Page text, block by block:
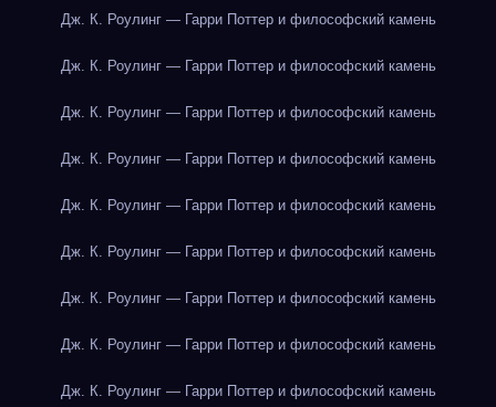
Дж. К. Роулинг — Гарри Поттер и философский камень
Дж. К. Роулинг — Гарри Поттер и философский камень
Дж. К. Роулинг — Гарри Поттер и философский камень
Дж. К. Роулинг — Гарри Поттер и философский камень
Дж. К. Роулинг — Гарри Поттер и философский камень
Дж. К. Роулинг — Гарри Поттер и философский камень
Дж. К. Роулинг — Гарри Поттер и философский камень
Дж. К. Роулинг — Гарри Поттер и философский камень
Дж. К. Роулинг — Гарри Поттер и философский камень